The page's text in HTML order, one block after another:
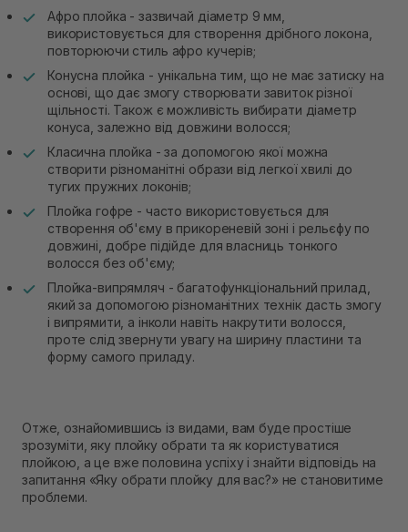
Афро плойка - зазвичай діаметр 9 мм,
використовується для створення дрібного локона,
повторюючи стиль афро кучерів;
Конусна плойка - унікальна тим, що не має затиску на
основі, що дає змогу створювати завиток різної
щільності. Також є можливість вибирати діаметр
конуса, залежно від довжини волосся;
Класична плойка - за допомогою якої можна
створити різноманітні образи від легкої хвилі до
тугих пружних локонів;
Плойка гофре - часто використовується для
створення об'єму в прикореневій зоні і рельєфу по
довжині, добре підійде для власниць тонкого
волосся без об'єму;
Плойка-випрямляч - багатофункціональний прилад,
який за допомогою різноманітних технік дасть змогу
і випрямити, а інколи навіть накрутити волосся,
проте слід звернути увагу на ширину пластини та
форму самого приладу.
Отже, ознайомившись із видами, вам буде простіше
зрозуміти, яку плойку обрати та як користуватися
плойкою, а це вже половина успіху і знайти відповідь на
запитання «Яку обрати плойку для вас?» не становитиме
проблеми.